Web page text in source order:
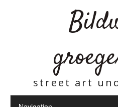
street art